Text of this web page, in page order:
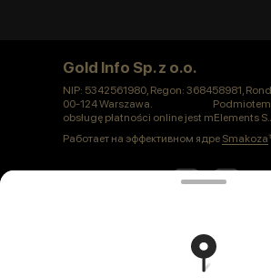
Gold Info Sp. z o.o.
NIP: 5342561980, Regon: 368458981,
00-124 Warszawa. Podmiotem
obsługę płatności online jest mElements
Работает на эффективном ядре Smakoza
Polityka prywatności
Публичная оферта